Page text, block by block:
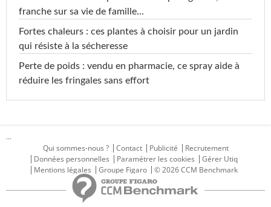
franche sur sa vie de famille...
Fortes chaleurs : ces plantes à choisir pour un jardin
qui résiste à la sécheresse
Perte de poids : vendu en pharmacie, ce spray aide à
réduire les fringales sans effort
...
Qui sommes-nous ?
Contact Publicité
Recrutement
Données personnelles
Paramétrer les cookies
Gérer Utiq
Mentions légales
Groupe Figaro © 2026 CCM Benchmark